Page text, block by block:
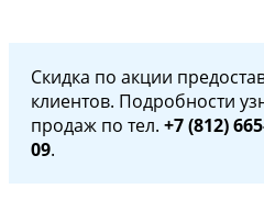
Скидка по акции
клиентов. Подробности
продаж по тел. +7 (812)
09.